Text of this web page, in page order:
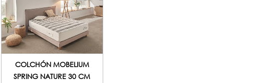
COLCHÓN MOBELIUM
SPRING NATURE 30 CM